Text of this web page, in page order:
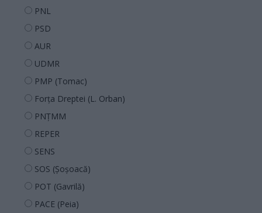
PNL
PSD
AUR
UDMR
PMP (Tomac)
Forța Dreptei (L. Orban)
PNȚMM
REPER
SENS
SOS (Șoșoacă)
POT (Gavrilă)
PACE (Peia)